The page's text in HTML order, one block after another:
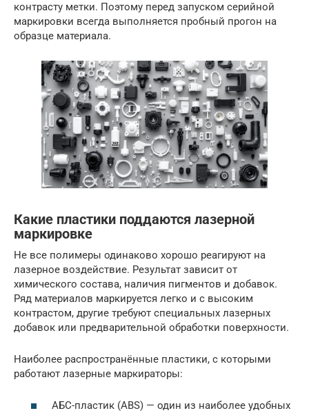
контрасту метки. Поэтому перед запуском серийной
маркировки всегда выполняется пробный прогон на
образце материала.
Какие пластики поддаются лазерной
маркировке
Не все полимеры одинаково хорошо реагируют на
лазерное воздействие. Результат зависит от
химического состава, наличия пигментов и добавок.
Ряд материалов маркируется легко и с высоким
контрастом, другие требуют специальных лазерных
добавок или предварительной обработки поверхности.
Наиболее распространённые пластики, с которыми
работают лазерные маркираторы:
АБС-пластик (ABS) — один из наиболее удобных